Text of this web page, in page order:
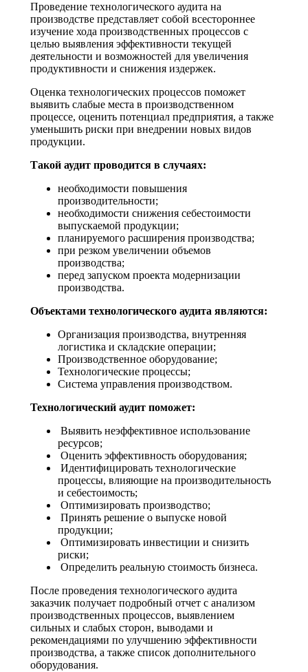
Проведение технологического аудита на
производстве представляет собой всестороннее
изучение хода производственных процессов с
целью выявления эффективности текущей
деятельности и возможностей для увеличения
продуктивности и снижения издержек.
Оценка технологических процессов поможет
выявить слабые места в производственном
процессе, оценить потенциал предприятия, а также
уменьшить риски при внедрении новых видов
продукции.
Такой аудит проводится в случаях:
необходимости повышения
производительности;
необходимости снижения себестоимости
выпускаемой продукции;
планируемого расширения производства;
при резком увеличении объемов
производства;
перед запуском проекта модернизации
производства.
Объектами технологического аудита являются:
Организация производства, внутренняя
логистика и складские операции;
Производственное оборудование;
Технологические процессы;
Система управления производством.
Технологический аудит поможет:
Выявить неэффективное использование
ресурсов;
Оценить эффективность оборудования;
Идентифицировать технологические
процессы, влияющие на производительность
и себестоимость;
Оптимизировать производство;
Принять решение о выпуске новой
продукции;
Оптимизировать инвестиции и снизить
риски;
Определить реальную стоимость бизнеса.
После проведения технологического аудита
заказчик получает подробный отчет с анализом
производственных процессов, выявлением
сильных и слабых сторон, выводами и
рекомендациями по улучшению эффективности
производства, а также список дополнительного
оборудования.